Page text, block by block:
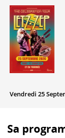
Vendredi 25
Sa